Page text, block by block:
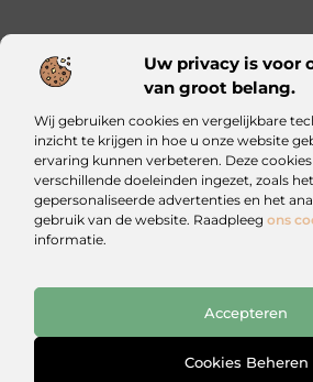
Uw privacy is voor
van groot belang.
Wij gebruiken cookies en vergelijkbare
inzicht te krijgen in hoe u onze website
ervaring kunnen verbeteren. Deze
verschillende doeleinden ingezet, zoals
gepersonaliseerde advertenties en het
gebruik van de website. Raadpleeg ons
informatie.
Accepteren
Cookies Beheren
Main Links
Iztougoud.be: Voor wie
Blogs vol inspiratie en
www.iztougoud.be